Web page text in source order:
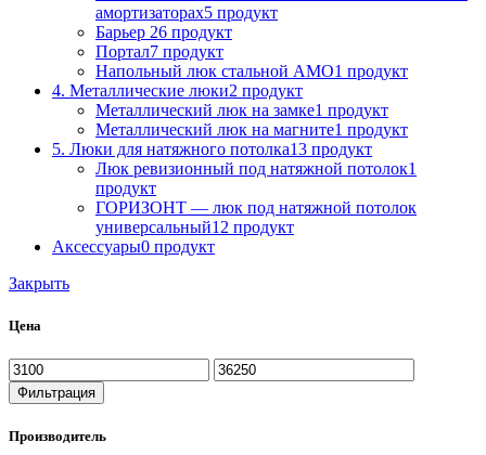
амортизаторах5 продукт
Барьер 26 продукт
Портал7 продукт
Напольный люк стальной АМО1 продукт
4. Металлические люки2 продукт
Металлический люк на замке1 продукт
Металлический люк на магните1 продукт
5. Люки для натяжного потолка13 продукт
Люк ревизионный под натяжной потолок1
продукт
ГОРИЗОНТ — люк под натяжной потолок
универсальный12 продукт
Аксессуары0 продукт
Закрыть
Цена
Минимальная
цена
Максимальная
цена
Фильтрация
Производитель